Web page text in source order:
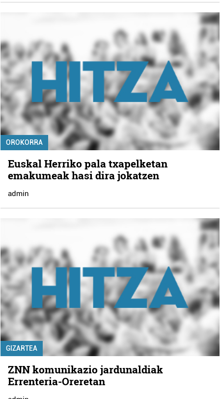
OROKORRA
Euskal Herriko pala txapelketan
emakumeak hasi dira jokatzen
admin
GIZARTEA
ZNN komunikazio jardunaldiak
Errenteria-Oreretan